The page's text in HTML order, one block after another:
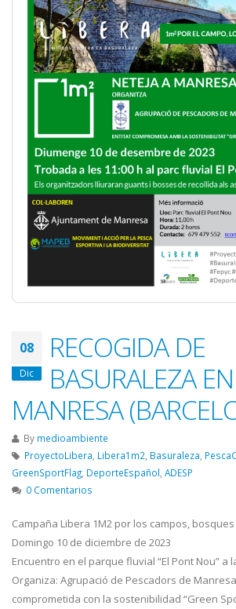
08
Dic
RECOGIDA DE
BASURALEZA EN
MANRESA
By medioambiente
ProyectoLibera Libera1m2 Basuraleza
GreenSportFlag DeporteEspañol ADESP
0 Comentarios
Campaña Libera 1M2 por los campos,
Domingo 10 de diciembre de 2023
Encuentro en el parque fluvial “El Pont Nou” a
Organiza: Agrupació de Pescadors de
comprometida con la sostenibilidad “Green